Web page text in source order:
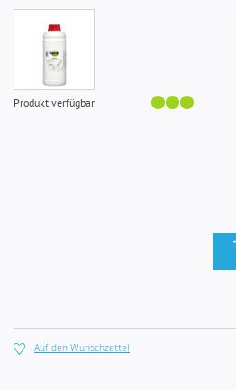
Produkt verfügbar
Auf den Wunschzettel